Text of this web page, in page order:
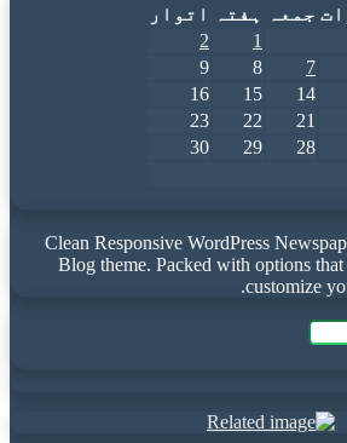
جمعہ ہفتہ
اتوار
1
2
7
8
9
14
15
16
21
22
23
28
29
30
Clean Responsive WordPress
Blog theme. Packed with options
customize